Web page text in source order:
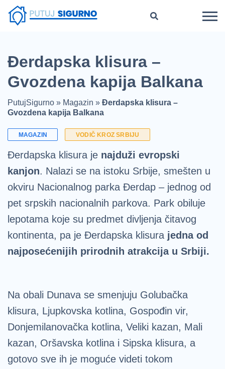
Đerdapska klisura –
Gvozdena kapija Balkana
PutujSigurno » Magazin » Đerdapska klisura –
Gvozdena kapija Balkana
MAGAZIN VODIČ KROZ SRBIJU
Đerdapska klisura je najduži evropski
kanjon. Nalazi se na istoku Srbije, smešten u
okviru Nacionalnog parka Đerdap – jednog od
pet srpskih nacionalnih parkova. Park obiluje
lepotama koje su predmet divljenja čitavog
kontinenta, pa je Đerdapska klisura jedna od
najposećenijih prirodnih atrakcija u Srbiji.
Na obali Dunava se smenjuju Golubačka
klisura, Ljupkovska kotlina, Gospođin vir,
Donjemilanovačka kotlina, Veliki kazan, Mali
kazan, Oršavska kotlina i Sipska klisura, a
gotovo sve ih je moguće videti tokom